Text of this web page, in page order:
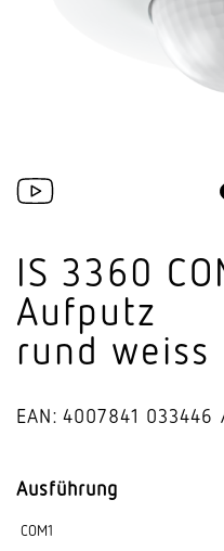
IS 3360
Aufputz
rund weiss
EAN: 4007841 033446
Ausführung